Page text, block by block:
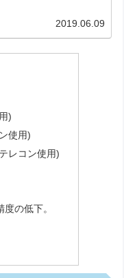
2019.06.09
)
使用)
レコン使用)
の低下。